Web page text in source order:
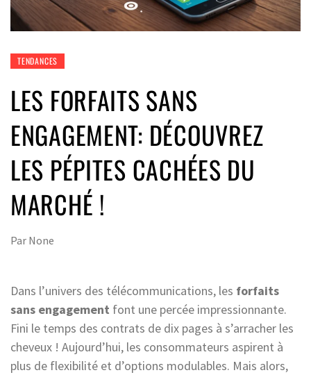
TENDANCES
LES FORFAITS SANS
ENGAGEMENT: DÉCOUVREZ
LES PÉPITES CACHÉES DU
MARCHÉ !
Par None
Dans l’univers des télécommunications, les forfaits
sans engagement font une percée impressionnante.
Fini le temps des contrats de dix pages à s’arracher les
cheveux ! Aujourd’hui, les consommateurs aspirent à
plus de flexibilité et d’options modulables. Mais alors,